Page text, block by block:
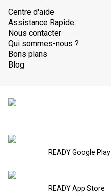
Centre d'aide
Assistance Rapide
Nous contacter
Qui sommes-nous ?
Bons plans
Blog
READY Google Play
READY App Store